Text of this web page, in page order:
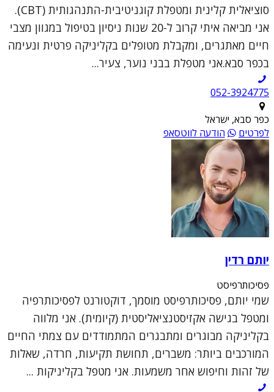
סוציאלית קלינית ומטפלת קוגניטיבית-התנהגותית (CBT).
אני מביאה איתי קרוב ל-20 שנות ניסיון בטיפול במגוון מצבי
חיים מאתגרים, ומקבלת מטופלים בקליניקה פרטית ונעימה
בכפר סבא.אני מטפלת בבני נוער, צעיר...
052-3924775
כפר סבא, ישראל
לפרטים
הודעה לווטסאפ
יותם רדין
פסיכותרפיסט
שמי יותם, פסיכותרפיסט מוסמך, דוקטורנט לפסיכותרפיה
ומטפל בגישה אקזיסטנציאליסטית (קיומית). אני מלווה
בקליניקה מבוגרים ומתבגרים המתמודדים עם צמתי החיים
המורכבים ביותר: משברים, תחושת תקיעות, חרדה, שאלות
של זהות וחיפוש אחר משמעות. אני מטפל בקליניקות ...